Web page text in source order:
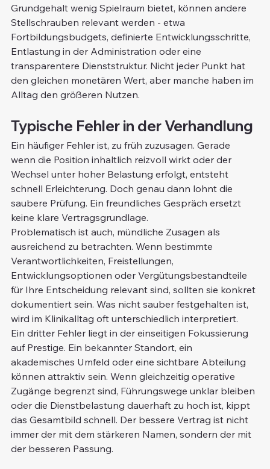
Grundgehalt wenig Spielraum bietet, können andere
Stellschrauben relevant werden - etwa
Fortbildungsbudgets, definierte Entwicklungsschritte,
Entlastung in der Administration oder eine
transparentere Dienststruktur. Nicht jeder Punkt hat
den gleichen monetären Wert, aber manche haben im
Alltag den größeren Nutzen.
Typische Fehler in der Verhandlung
Ein häufiger Fehler ist, zu früh zuzusagen. Gerade
wenn die Position inhaltlich reizvoll wirkt oder der
Wechsel unter hoher Belastung erfolgt, entsteht
schnell Erleichterung. Doch genau dann lohnt die
saubere Prüfung. Ein freundliches Gespräch ersetzt
keine klare Vertragsgrundlage.
Problematisch ist auch, mündliche Zusagen als
ausreichend zu betrachten. Wenn bestimmte
Verantwortlichkeiten, Freistellungen,
Entwicklungsoptionen oder Vergütungsbestandteile
für Ihre Entscheidung relevant sind, sollten sie konkret
dokumentiert sein. Was nicht sauber festgehalten ist,
wird im Klinikalltag oft unterschiedlich interpretiert.
Ein dritter Fehler liegt in der einseitigen Fokussierung
auf Prestige. Ein bekannter Standort, ein
akademisches Umfeld oder eine sichtbare Abteilung
können attraktiv sein. Wenn gleichzeitig operative
Zugänge begrenzt sind, Führungswege unklar bleiben
oder die Dienstbelastung dauerhaft zu hoch ist, kippt
das Gesamtbild schnell. Der bessere Vertrag ist nicht
immer der mit dem stärkeren Namen, sondern der mit
der besseren Passung.